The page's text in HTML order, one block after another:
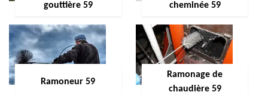
gouttière 59
cheminée 59
Ramoneur 59
Ramonage de
chaudière 59